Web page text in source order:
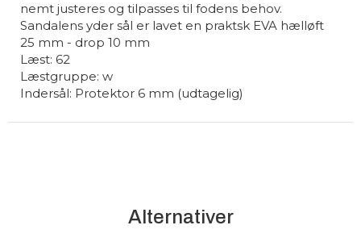
nemt justeres og tilpasses til fodens behov.
Sandalens yder sål er lavet en praktsk EVA hælløft
25 mm - drop 10 mm
Læst: 62
Læstgruppe: w
Indersål: Protektor 6 mm (udtagelig)
Alternativer